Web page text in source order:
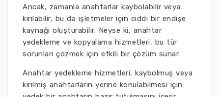
Ancak, zamanla anahtarlar kaybolabilir veya
kırılabilir, bu da işletmeler için ciddi bir endişe
kaynağı oluşturabilir. Neyse ki, anahtar
yedekleme ve kopyalama hizmetleri, bu tür
sorunları çözmek için etkili bir çözüm sunar.
Anahtar yedekleme hizmetleri, kaybolmuş veya
kırılmış anahtarların yerine konulabilmesi için